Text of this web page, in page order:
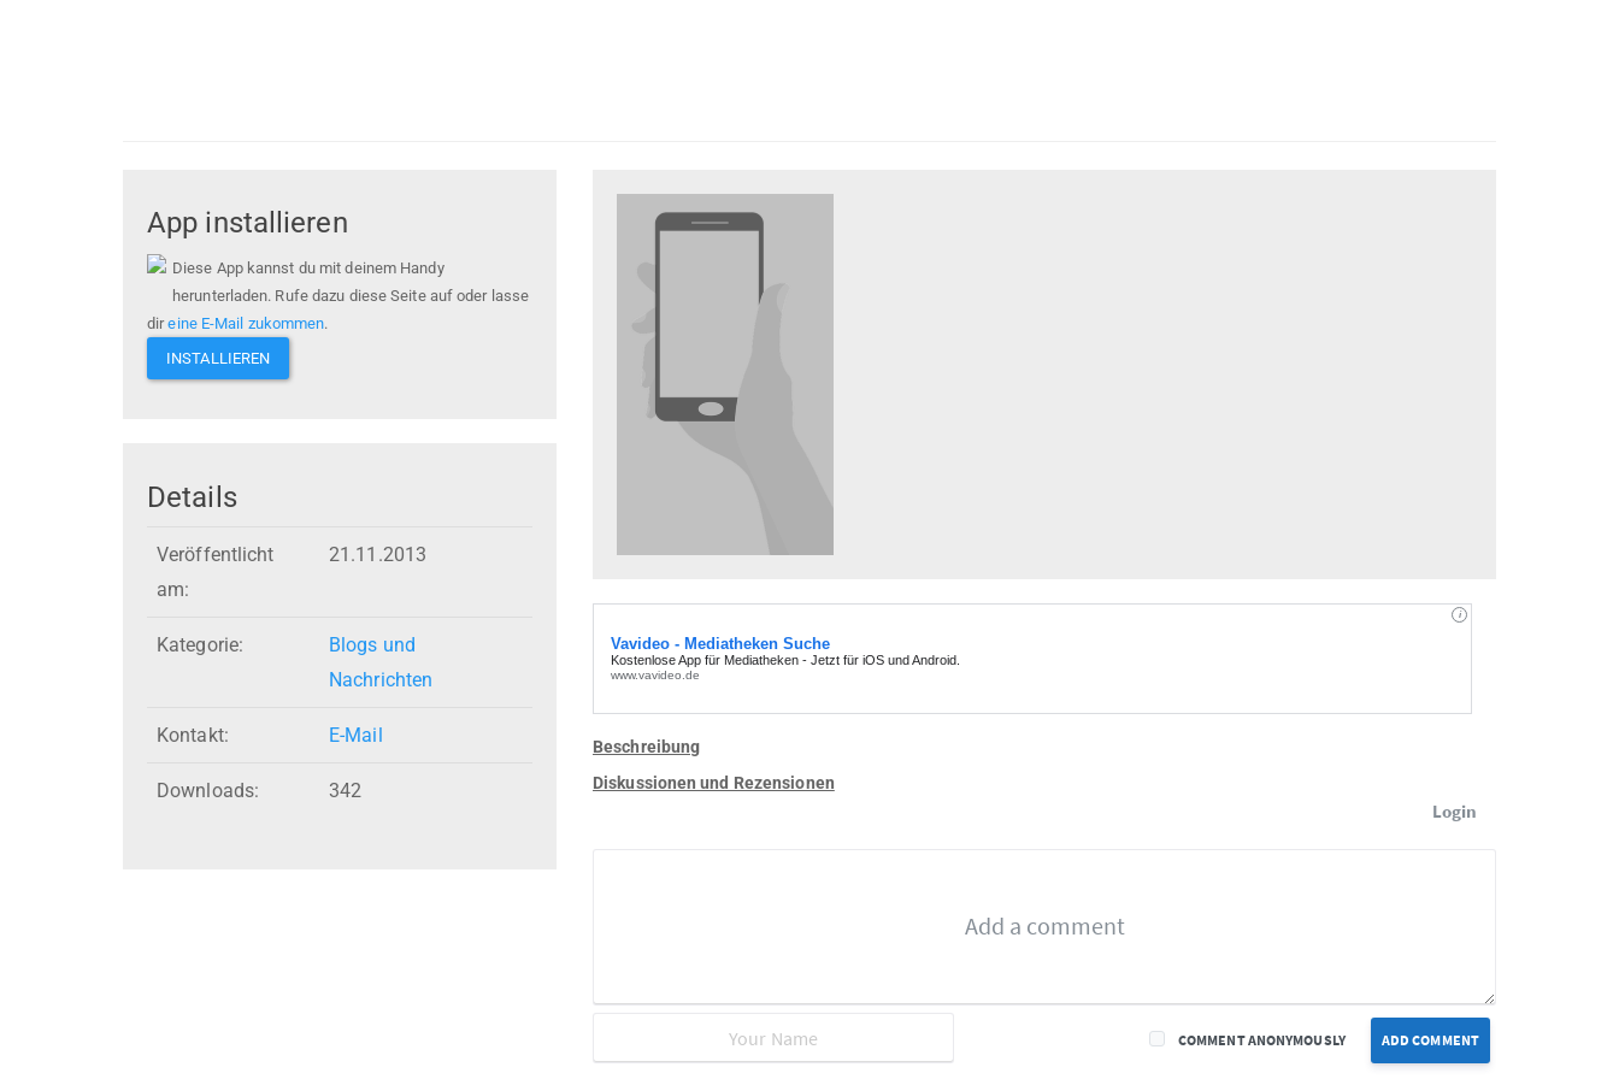
App installieren
Diese App kannst du mit deinem Handy
herunterladen. Rufe dazu diese Seite auf oder lasse
direine E-Mail zukommen.
INSTALLIEREN
Details
Veröffentlicht
am:
21.11.2013
Kategorie:
Blogs und
Nachrichten
Kontakt: E-Mail
Downloads: 342
Beschreibung
Diskussionen und Rezensionen
Login
ADD COMMENT
COMMENT ANONYMOUSLY